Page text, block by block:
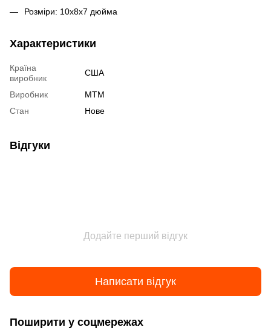
Розміри: 10х8х7 дюйма
Характеристики
Країна
виробник
США
Виробник
MTM
Стан
Нове
Відгуки
Додайте перший відгук
Написати відгук
Поширити у соцмережах